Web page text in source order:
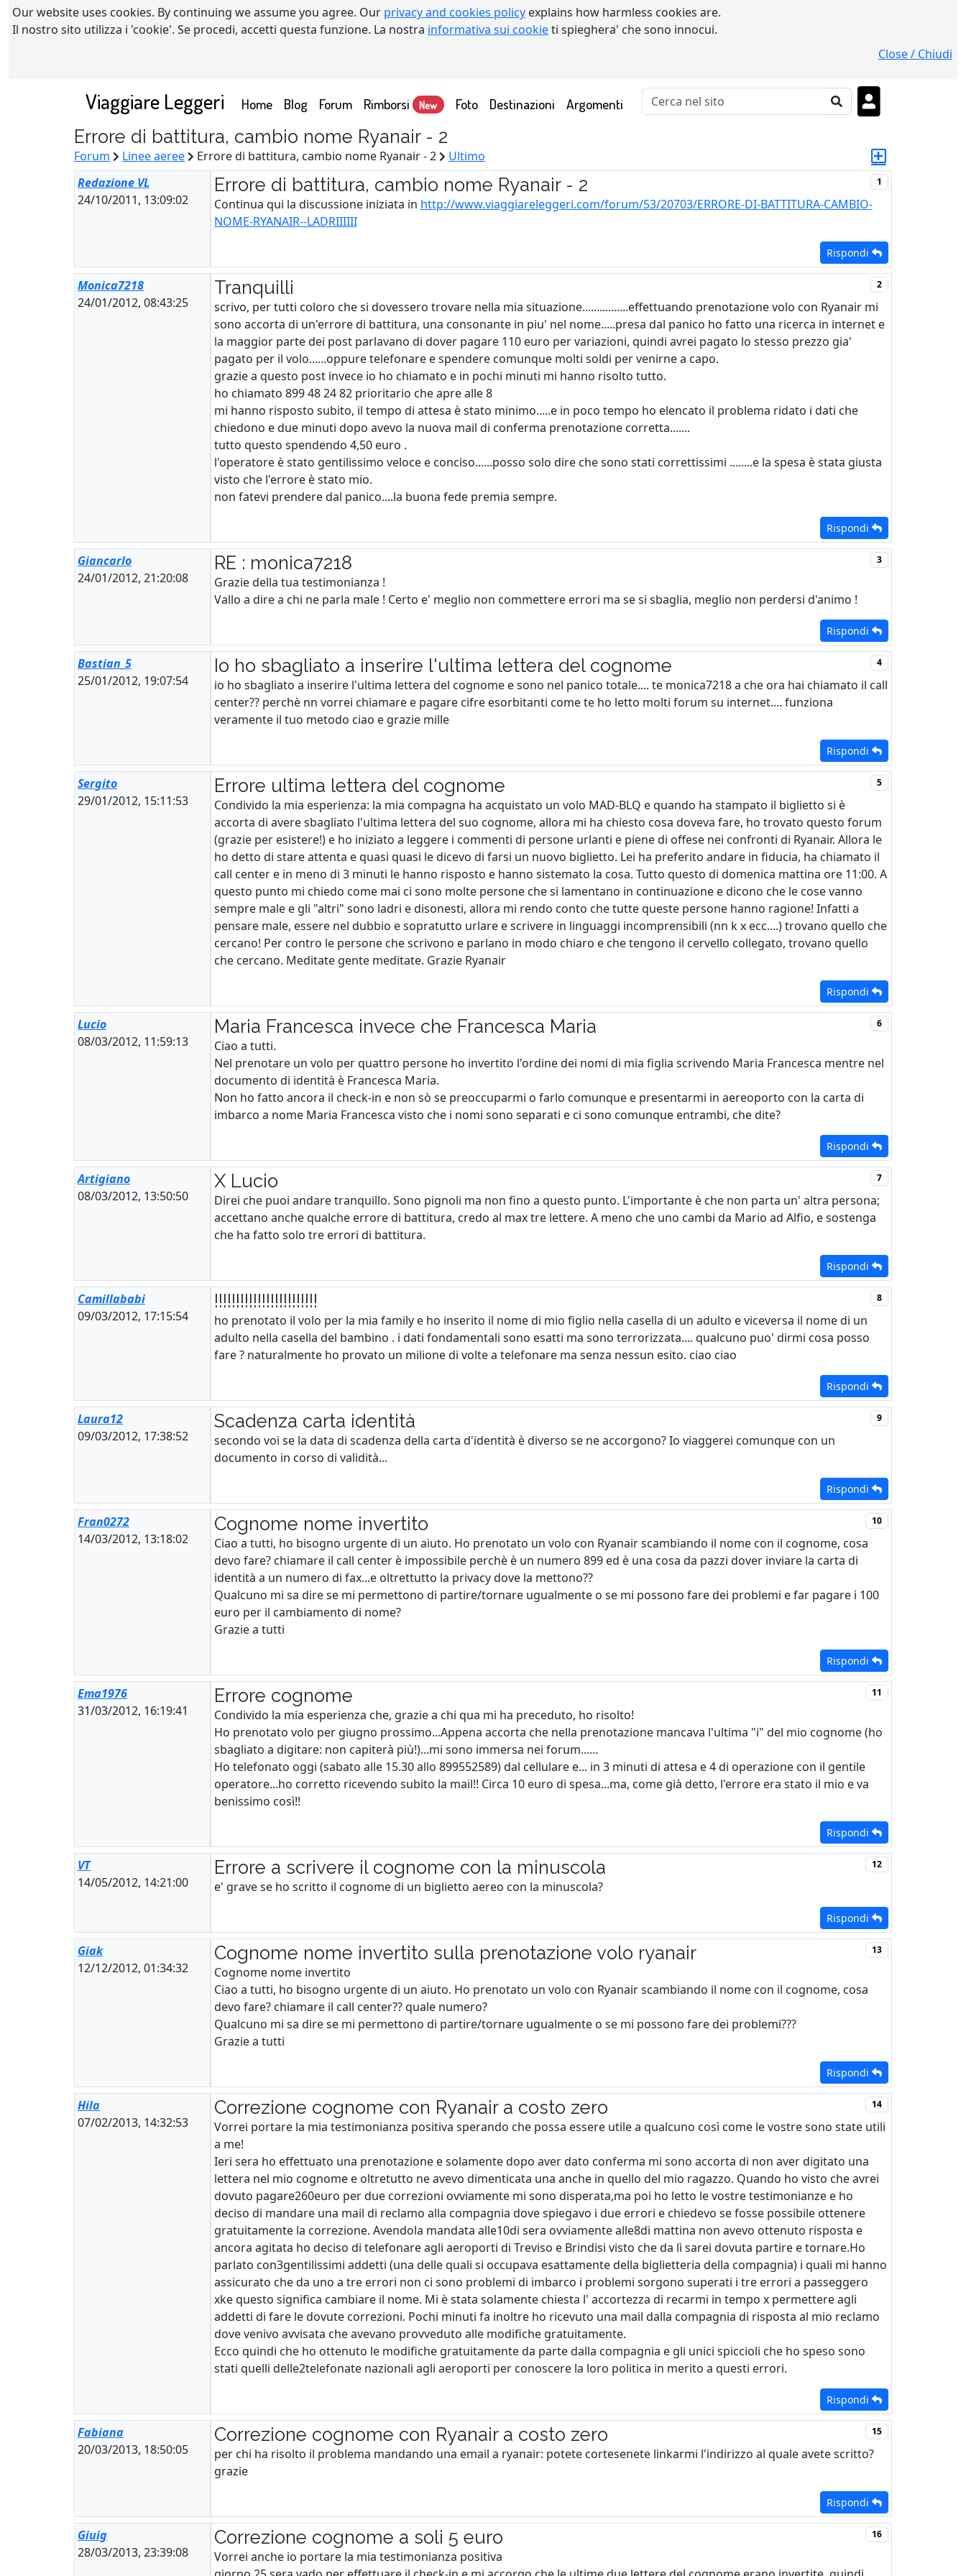
Our website uses cookies. By continuing we assume you agree. Our privacy and cookies policy explains how harmless cookies are.
Il nostro sito utilizza i 'cookie'. Se procedi, accetti questa funzione. La nostra informativa sui cookieti spieghera' che sono innocui.
Close / Chiudi
Viaggiare Leggeri Home(current)
Blog Forum Rimborsi New Foto Destinazioni Argomenti
Errore di battitura, cambio nome Ryanair - 2
Forum Linee aeree Errore di battitura, cambio nome Ryanair - 2
Ultimo
Redazione VL
24/10/2011, 13:09:02
1
Errore di battitura, cambio nome Ryanair - 2
Continua qui la discussione iniziata in http://www.viaggiareleggeri.com/forum/53/20703/ERRORE-DI-BATTITURA-CAMBIO-
NOME-RYANAIR--LADRIIIIII
Rispondi
Monica7218
24/01/2012, 08:43:25
2
Tranquilli
scrivo, per tutti coloro che si dovessero trovare nella mia situazione................effettuando prenotazione volo con Ryanair mi
sono accorta di un'errore di battitura, una consonante in piu' nel nome.....presa dal panico ho fatto una ricerca in internet e
la maggior parte dei post parlavano di dover pagare 110 euro per variazioni, quindi avrei pagato lo stesso prezzo gia'
pagato per il volo......oppure telefonare e spendere comunque molti soldi per venirne a capo.
grazie a questo post invece io ho chiamato e in pochi minuti mi hanno risolto tutto.
ho chiamato 899 48 24 82 prioritario che apre alle 8
mi hanno risposto subito, il tempo di attesa è stato minimo.....e in poco tempo ho elencato il problema ridato i dati che
chiedono e due minuti dopo avevo la nuova mail di conferma prenotazione corretta.......
tutto questo spendendo 4,50 euro .
l'operatore è stato gentilissimo veloce e conciso......posso solo dire che sono stati correttissimi ........e la spesa è stata giusta
visto che l'errore è stato mio.
non fatevi prendere dal panico....la buona fede premia sempre.
Rispondi
Giancarlo
24/01/2012, 21:20:08
3
RE : monica7218
Grazie della tua testimonianza !
Vallo a dire a chi ne parla male ! Certo e' meglio non commettere errori ma se si sbaglia, meglio non perdersi d'animo !
Rispondi
Bastian_5
25/01/2012, 19:07:54
4
Io ho sbagliato a inserire l'ultima lettera del cognome
io ho sbagliato a inserire l'ultima lettera del cognome e sono nel panico totale.... te monica7218 a che ora hai chiamato il call
center?? perchè nn vorrei chiamare e pagare cifre esorbitanti come te ho letto molti forum su internet.... funziona
veramente il tuo metodo ciao e grazie mille
Rispondi
Sergito
29/01/2012, 15:11:53
5
Errore ultima lettera del cognome
Condivido la mia esperienza: la mia compagna ha acquistato un volo MAD-BLQ e quando ha stampato il biglietto si è
accorta di avere sbagliato l'ultima lettera del suo cognome, allora mi ha chiesto cosa doveva fare, ho trovato questo forum
(grazie per esistere!) e ho iniziato a leggere i commenti di persone urlanti e piene di offese nei confronti di Ryanair. Allora le
ho detto di stare attenta e quasi quasi le dicevo di farsi un nuovo biglietto. Lei ha preferito andare in fiducia, ha chiamato il
call center e in meno di 3 minuti le hanno risposto e hanno sistemato la cosa. Tutto questo di domenica mattina ore 11:00. A
questo punto mi chiedo come mai ci sono molte persone che si lamentano in continuazione e dicono che le cose vanno
sempre male e gli "altri" sono ladri e disonesti, allora mi rendo conto che tutte queste persone hanno ragione! Infatti a
pensare male, essere nel dubbio e sopratutto urlare e scrivere in linguaggi incomprensibili (nn k x ecc....) trovano quello che
cercano! Per contro le persone che scrivono e parlano in modo chiaro e che tengono il cervello collegato, trovano quello
che cercano. Meditate gente meditate. Grazie Ryanair
Rispondi
Lucio
08/03/2012, 11:59:13
6
Maria Francesca invece che Francesca Maria
Ciao a tutti.
Nel prenotare un volo per quattro persone ho invertito l'ordine dei nomi di mia figlia scrivendo Maria Francesca mentre nel
documento di identità è Francesca Maria.
Non ho fatto ancora il check-in e non sò se preoccuparmi o farlo comunque e presentarmi in aereoporto con la carta di
imbarco a nome Maria Francesca visto che i nomi sono separati e ci sono comunque entrambi, che dite?
Rispondi
Artigiano
08/03/2012, 13:50:50
7
X Lucio
Direi che puoi andare tranquillo. Sono pignoli ma non fino a questo punto. L'importante è che non parta un' altra persona;
accettano anche qualche errore di battitura, credo al max tre lettere. A meno che uno cambi da Mario ad Alfio, e sostenga
che ha fatto solo tre errori di battitura.
Rispondi
Camillababi
09/03/2012, 17:15:54
8
!!!!!!!!!!!!!!!!!!!!!!!!
ho prenotato il volo per la mia family e ho inserito il nome di mio figlio nella casella di un adulto e viceversa il nome di un
adulto nella casella del bambino . i dati fondamentali sono esatti ma sono terrorizzata.... qualcuno puo' dirmi cosa posso
fare ? naturalmente ho provato un milione di volte a telefonare ma senza nessun esito. ciao ciao
Rispondi
Laura12
09/03/2012, 17:38:52
9
Scadenza carta identità
secondo voi se la data di scadenza della carta d'identità è diverso se ne accorgono? Io viaggerei comunque con un
documento in corso di validità...
Rispondi
Fran0272
14/03/2012, 13:18:02
10
Cognome nome invertito
Ciao a tutti, ho bisogno urgente di un aiuto. Ho prenotato un volo con Ryanair scambiando il nome con il cognome, cosa
devo fare? chiamare il call center è impossibile perchè è un numero 899 ed è una cosa da pazzi dover inviare la carta di
identità a un numero di fax...e oltrettutto la privacy dove la mettono??
Qualcuno mi sa dire se mi permettono di partire/tornare ugualmente o se mi possono fare dei problemi e far pagare i 100
euro per il cambiamento di nome?
Grazie a tutti
Rispondi
Ema1976
31/03/2012, 16:19:41
11
Errore cognome
Condivido la mia esperienza che, grazie a chi qua mi ha preceduto, ho risolto!
Ho prenotato volo per giugno prossimo...Appena accorta che nella prenotazione mancava l'ultima "i" del mio cognome (ho
sbagliato a digitare: non capiterà più!)...mi sono immersa nei forum......
Ho telefonato oggi (sabato alle 15.30 allo 899552589) dal cellulare e... in 3 minuti di attesa e 4 di operazione con il gentile
operatore...ho corretto ricevendo subito la mail!! Circa 10 euro di spesa...ma, come già detto, l'errore era stato il mio e va
benissimo così!!
Rispondi
VT
14/05/2012, 14:21:00
12
Errore a scrivere il cognome con la minuscola
e' grave se ho scritto il cognome di un biglietto aereo con la minuscola?
Rispondi
Giak
12/12/2012, 01:34:32
13
Cognome nome invertito sulla prenotazione volo ryanair
Cognome nome invertito
Ciao a tutti, ho bisogno urgente di un aiuto. Ho prenotato un volo con Ryanair scambiando il nome con il cognome, cosa
devo fare? chiamare il call center?? quale numero?
Qualcuno mi sa dire se mi permettono di partire/tornare ugualmente o se mi possono fare dei problemi???
Grazie a tutti
Rispondi
Hila
07/02/2013, 14:32:53
14
Correzione cognome con Ryanair a costo zero
Vorrei portare la mia testimonianza positiva sperando che possa essere utile a qualcuno così come le vostre sono state utili
a me!
Ieri sera ho effettuato una prenotazione e solamente dopo aver dato conferma mi sono accorta di non aver digitato una
lettera nel mio cognome e oltretutto ne avevo dimenticata una anche in quello del mio ragazzo. Quando ho visto che avrei
dovuto pagare260euro per due correzioni ovviamente mi sono disperata,ma poi ho letto le vostre testimonianze e ho
deciso di mandare una mail di reclamo alla compagnia dove spiegavo i due errori e chiedevo se fosse possibile ottenere
gratuitamente la correzione. Avendola mandata alle10di sera ovviamente alle8di mattina non avevo ottenuto risposta e
ancora agitata ho deciso di telefonare agli aeroporti di Treviso e Brindisi visto che da lì sarei dovuta partire e tornare.Ho
parlato con3gentilissimi addetti (una delle quali si occupava esattamente della biglietteria della compagnia) i quali mi hanno
assicurato che da uno a tre errori non ci sono problemi di imbarco i problemi sorgono superati i tre errori a passeggero
xke questo significa cambiare il nome. Mi è stata solamente chiesta l' accortezza di recarmi in tempo x permettere agli
addetti di fare le dovute correzioni. Pochi minuti fa inoltre ho ricevuto una mail dalla compagnia di risposta al mio reclamo
dove venivo avvisata che avevano provveduto alle modifiche gratuitamente.
Ecco quindi che ho ottenuto le modifiche gratuitamente da parte dalla compagnia e gli unici spiccioli che ho speso sono
stati quelli delle2telefonate nazionali agli aeroporti per conoscere la loro politica in merito a questi errori.
Rispondi
Fabiana
20/03/2013, 18:50:05
15
Correzione cognome con Ryanair a costo zero
per chi ha risolto il problema mandando una email a ryanair: potete cortesenete linkarmi l'indirizzo al quale avete scritto?
grazie
Rispondi
Giuig
28/03/2013, 23:39:08
16
Correzione cognome a soli 5 euro
Vorrei anche io portare la mia testimonianza positiva